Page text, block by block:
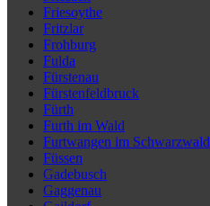
Friesoythe
Fritzlar
Frohburg
Fulda
Fürstenau
Fürstenfeldbruck
Fürth
Furth im Wald
Furtwangen im Schwarzwald
Füssen
Gadebusch
Gaggenau